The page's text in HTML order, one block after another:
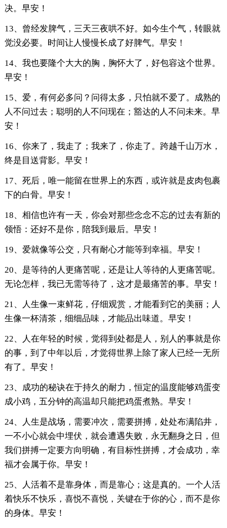
决。早安！
13、曾经发脾气，三天三夜哄不好。如今生个气，转眼就
觉没必要。时间让人慢慢长成了好脾气。早安！
14、我也要隆个大大的胸，胸怀大了，好包容这个世界。
早安！
15、爱，有何必多问？问得太多，只怕就不爱了。成熟的
人不问过去；聪明的人不问现在；豁达的人不问未来。早
安！
16、你来了，我走了；我来了，你走了。跨越千山万水，
终是目送背影。早安！
17、死后，唯一能留在世界上的东西，或许就是皮肉包裹
下的白骨。早安！
18、相信也许有一天，你会对那些念念不忘的过去有新的
领悟：还好不是你，陪我到最后。早安！
19、爱就像等公交，只有耐心才能等到幸福。早安！
20、是等待的人更痛苦呢，还是让人等待的人更痛苦呢。
无论怎样，我已无需等待了，这才是最痛苦的事。早安！
21、人生像一束鲜花，仔细观赏，才能看到它的美丽；人
生像一杯清茶，细细品味，才能品出味道。早安！
22、人在年轻的时候，觉得到处都是人，别人的事就是你
的事，到了中年以后，才觉得世界上除了家人已经一无所
有了。早安！
23、成功的秘诀在于持久的耐力，恒定的温度能够鸡蛋变
成小鸡，五分钟的高温却只能把鸡蛋煮熟。早安！
24、人生是战场，需要冲次，需要拼搏，处处布满陷井，
一不小心就会中埋伏，就会遭遇失败，永无翻身之日，但
我们拼搏一定要方向明确，有目标性拼搏，才会成功，幸
福才会属于你。早安！
25、人活着不是靠身体，而是靠心；这是真的。一个人活
着快乐不快乐，喜悦不喜悦，关键在于你的心，而不是你
的身体。早安！